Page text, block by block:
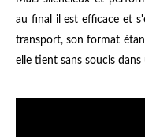
au final il est efficace et
transport, son format
elle tient sans soucis